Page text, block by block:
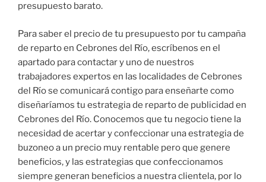
presupuesto barato.
Para saber el precio de tu presupuesto por tu campaña
de reparto en Cebrones del Río, escríbenos en el
apartado para contactar y uno de nuestros
trabajadores expertos en las localidades de Cebrones
del Río se comunicará contigo para enseñarte como
diseñaríamos tu estrategia de reparto de publicidad en
Cebrones del Río. Conocemos que tu negocio tiene la
necesidad de acertar y confeccionar una estrategia de
buzoneo a un precio muy rentable pero que genere
beneficios, y las estrategias que confeccionamos
siempre generan beneficios a nuestra clientela, por lo